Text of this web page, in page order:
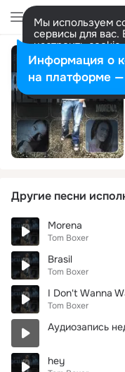
Мы используем
сервисы для вас.
настроить
представитель.
Разрешить все
Другие песни
Morena
Tom Boxer
Brasil
Tom Boxer
I Don't Wanna
Tom Boxer
Аудиозапись
hey
Информация о
на платформе